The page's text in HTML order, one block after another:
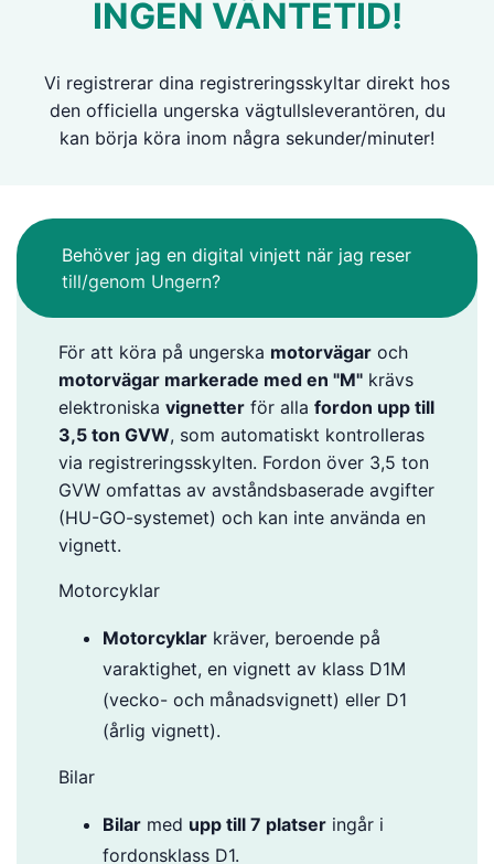
INGEN VÄNTETID!
Vi registrerar dina registreringsskyltar direkt hos
den officiella ungerska vägtullsleverantören, du
kan börja köra inom några sekunder/minuter!
Behöver jag en digital vinjett när jag reser
till/genom Ungern?
För att köra på ungerska motorvägar och
motorvägar markerade med en "M" krävs
elektroniskavignetter för allafordon upp till
3,5 ton GVW, som automatiskt kontrolleras
via registreringsskylten. Fordon över 3,5 ton
GVW omfattas av avståndsbaserade avgifter
(HU-GO-systemet) och kan inte använda en
vignett.
Motorcyklar
Motorcyklar kräver, beroende på
varaktighet, en vignett av klass D1M
(vecko- och månadsvignett) eller D1
(årlig vignett).
Bilar
Bilar med upp till 7 platser ingår i
fordonsklass D1.